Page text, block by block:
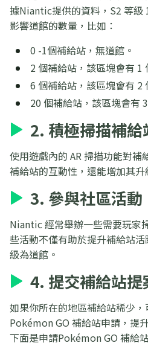
據Niantic提供的資料，S2 等級
影響道館的數量，比如：
0 -1個補給站，無道館。
2 個補給站，該區塊會有 1
6 個補給站，該區塊會有 2
20 個補給站，該區塊會有
2. 積極掃描補給
使用遊戲內的 AR 掃描功能對
補給站的互動性，還能增加其升
3. 參與社區活動
Niantic 經常舉辦一些需要玩家
些活動不僅有助於提升補給站
級為道館。
4. 提交補給站提
如果你所在的地區補給站稀少
Pokémon GO 補給站申請，提
下面是申請Pokémon GO 補給